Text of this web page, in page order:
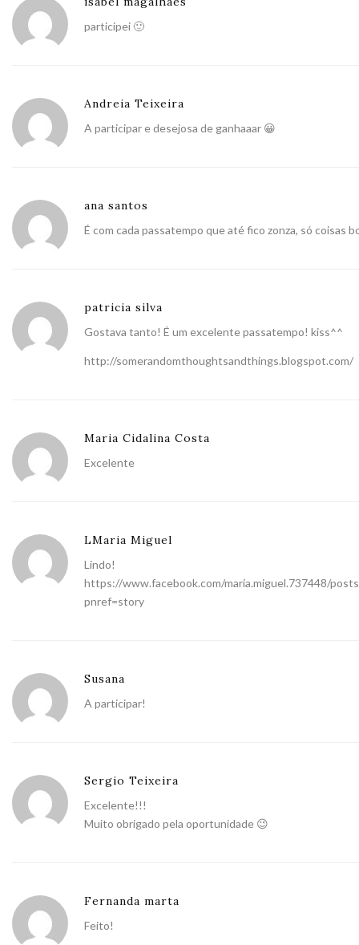
participei 🙂
Andreia Teixeira
A participar e desejosa de ganhaaar 😀
ana santos
É com cada passatempo que até fico zonza, só coisas
patricia silva
Gostava tanto! É um excelente passatempo! kiss^^
http://somerandomthoughtsandthings.blogspot.com/
Maria Cidalina Costa
Excelente
LMaria Miguel
Lindo!
https://www.facebook.com/maria.miguel.737448/
pnref=story
Susana
A participar!
Sergio Teixeira
Excelente!!!
Muito obrigado pela oportunidade 😉
Fernanda marta
Feito!